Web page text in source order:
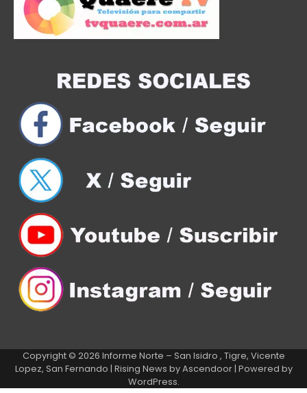
Copyright © 2026 Informe Norte – San Isidro , Tigre, Vicente
Lopez, San Fernando | Rising News byAscendoor| Powered by
WordPress.